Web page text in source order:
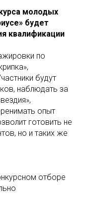
молодых
будет
квалификации
по
будут
наблюдать за
опыт
готовить не
но и таких же
отборе